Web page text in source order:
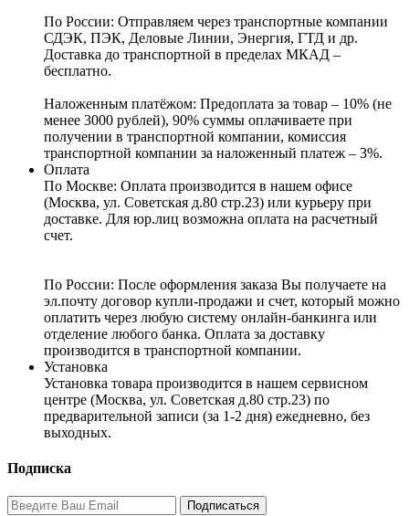
По России: Отправляем через транспортные компании
СДЭК, ПЭК, Деловые Линии, Энергия, ГТД и др.
Доставка до транспортной в пределах МКАД –
бесплатно.
Наложенным платёжом: Предоплата за товар – 10% (не
менее 3000 рублей), 90% суммы оплачиваете при
получении в транспортной компании, комиссия
транспортной компании за наложенный платеж – 3%.
Оплата
По Москве: Оплата производится в нашем офисе
(Москва, ул. Советская д.80 стр.23) или курьеру при
доставке. Для юр.лиц возможна оплата на расчетный
счет.
По России: После оформления заказа Вы получаете на
эл.почту договор купли-продажи и счет, который можно
оплатить через любую систему онлайн-банкинга или
отделение любого банка. Оплата за доставку
производится в транспортной компании.
Установка
Установка товара производится в нашем сервисном
центре (Москва, ул. Советская д.80 стр.23) по
предварительной записи (за 1-2 дня) ежедневно, без
выходных.
Подписка